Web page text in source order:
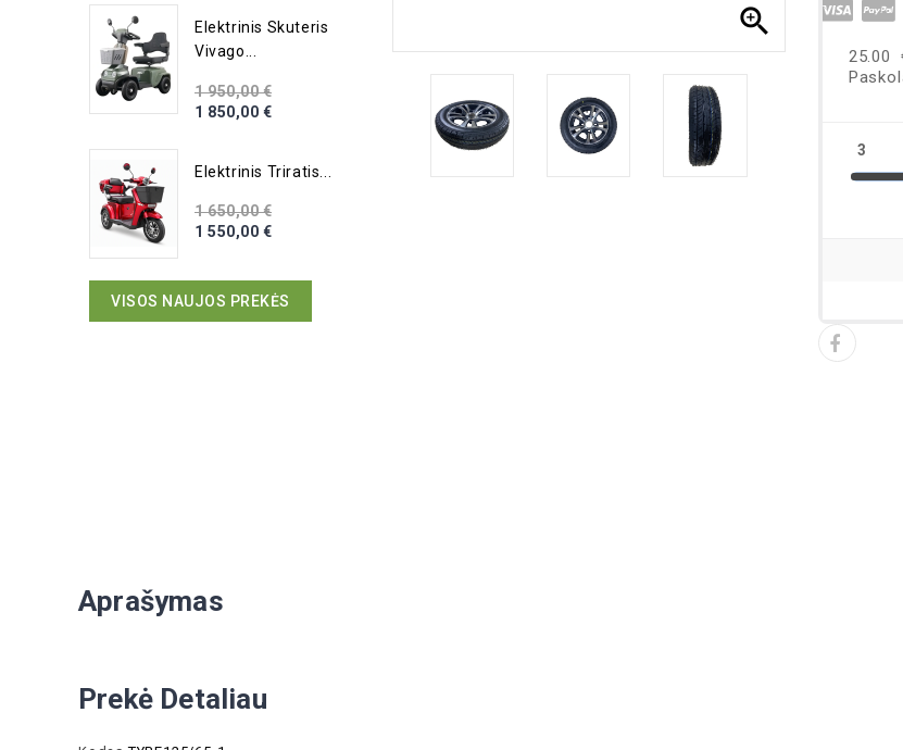
Elektrinis Skuteris
Vivago...
1 950,00 €
1 850,00 €
Elektrinis Triratis...
1 650,00 €
1 550,00 €
VISOS NAUJOS PREKĖS

Aprašymas
Prekė Detaliau